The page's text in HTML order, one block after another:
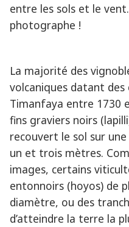
entre les sols et le
photographe !
La majorité des
volcaniques datant
Timanfaya entre 1730
fins graviers noirs
recouvert le sol sur
un et trois mètres.
images, certains
entonnoirs (hoyos) de
diamètre, ou des
d’atteindre la terre la